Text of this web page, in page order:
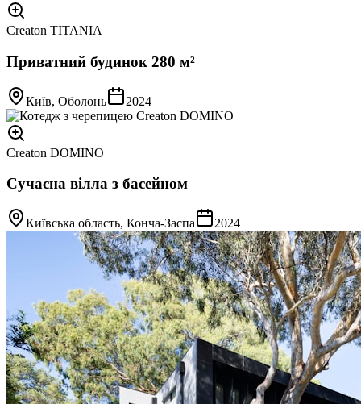
Creaton TITANIA
Приватний будинок 280 м²
Київ, Оболонь 2024
Creaton DOMINO
Сучасна вілла з басейном
Київська область, Конча-Заспа 2024